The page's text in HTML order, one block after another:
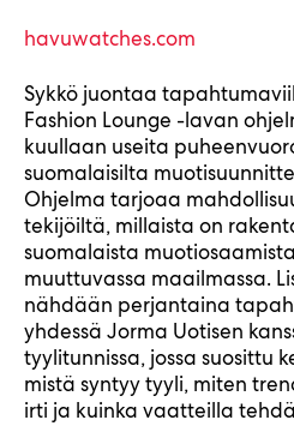
havuwatches.com
Sykkö juontaa
Fashion Lounge -lavan
kuullaan useita
suomalaisilta
Ohjelma tarjoaa
tekijöiltä, millaista on
suomalaista
muuttuvassa maailmassa.
nähdään perjantaina
yhdessä Jorma Uotisen
tyylitunnissa, jossa suosittu
mistä syntyy tyyli, miten
irti ja kuinka vaatteilla